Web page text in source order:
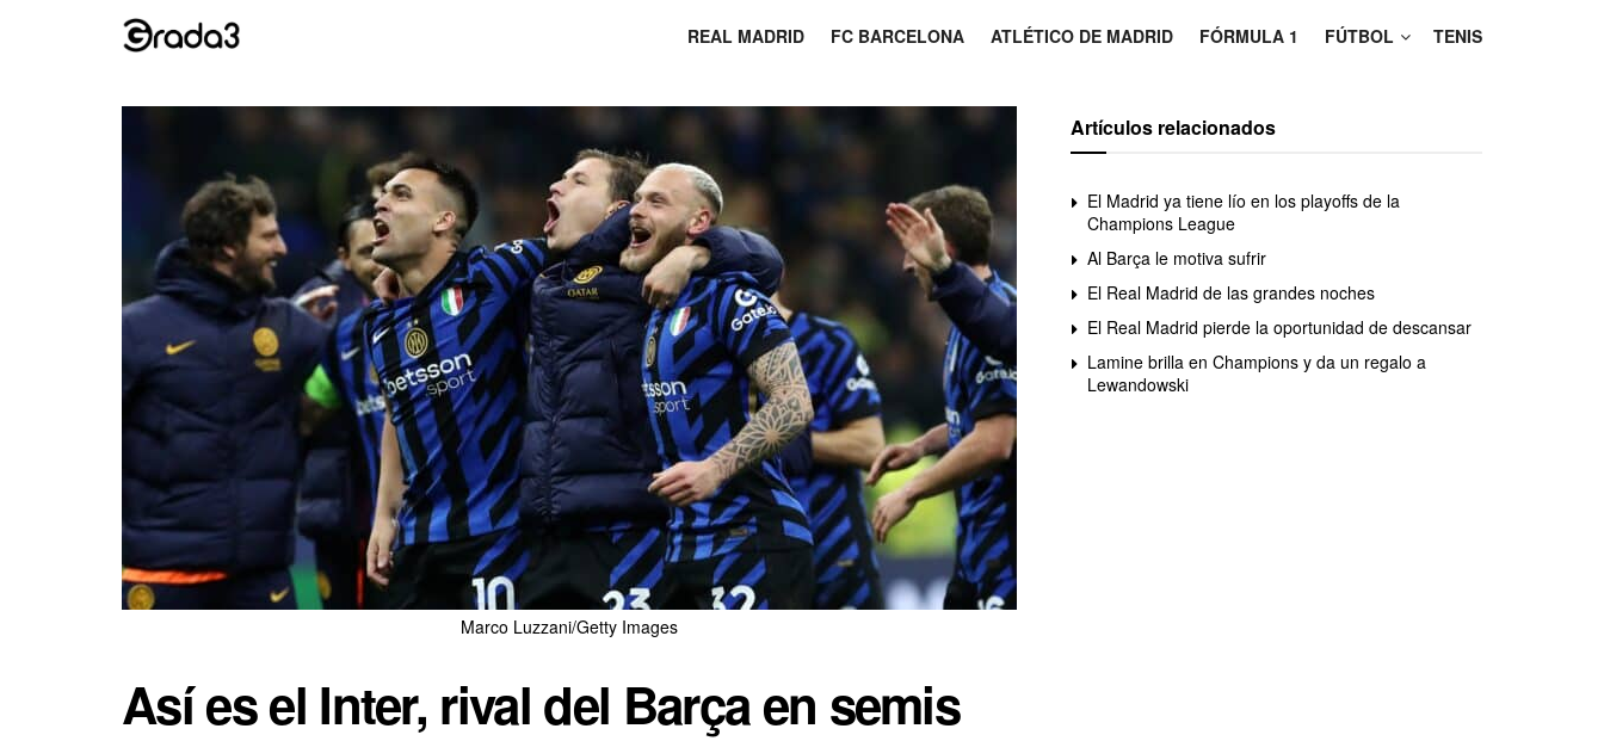
REAL MADRID FC BARCELONA ATLÉTICO DE MADRID FÓRMULA 1 FÚTBOL TENIS
Marco Luzzani/Getty Images
Así es el Inter, rival del Barça en semis
Artículos relacionados
El Madrid ya tiene lío en los playoffs de la
Champions League
Al Barça le motiva sufrir
El Real Madrid de las grandes noches
El Real Madrid pierde la oportunidad de descansar
Lamine brilla en Champions y da un regalo a
Lewandowski